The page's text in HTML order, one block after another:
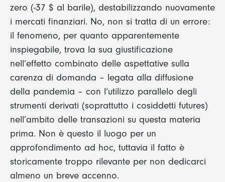
zero (-37 $ al barile), destabilizzando nuovamente
i mercati finanziari. No, non si tratta di un errore:
il fenomeno, per quanto apparentemente
inspiegabile, trova la sua giustificazione
nell’effetto combinato delle aspettative sulla
carenza di domanda – legata alla diffusione
della pandemia – con l’utilizzo parallelo degli
strumenti derivati (soprattutto i cosiddetti futures)
nell’ambito delle transazioni su questa materia
prima. Non è questo il luogo per un
approfondimento ad hoc, tuttavia il fatto è
storicamente troppo rilevante per non dedicarci
almeno un breve accenno.